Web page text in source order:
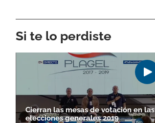
Si te lo perdiste
Cierran las mesas de votación en las
elecciones generales 2019